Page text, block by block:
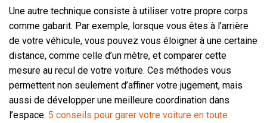
Une autre technique consiste à utiliser votre propre corps
comme gabarit. Par exemple, lorsque vous êtes à l’arrière
de votre véhicule, vous pouvez vous éloigner à une certaine
distance, comme celle d’un mètre, et comparer cette
mesure au recul de votre voiture. Ces méthodes vous
permettent non seulement d’affiner votre jugement, mais
aussi de développer une meilleure coordination dans
l’espace. 5 conseils pour garer votre voiture en toute